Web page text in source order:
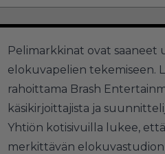
Pelimarkkinat ovat saaneet
elokuvapelien tekemiseen.
rahoittama Brash
käsikirjoittajista ja
Yhtiön kotisivuilla lukee,
merkittävän elokuvastudion